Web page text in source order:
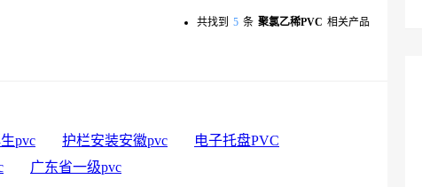
共找到 5 条 聚氯乙稀PVC 相关产品
pvc 护栏安装安徽pvc
电子托盘PVC
广东省一级pvc